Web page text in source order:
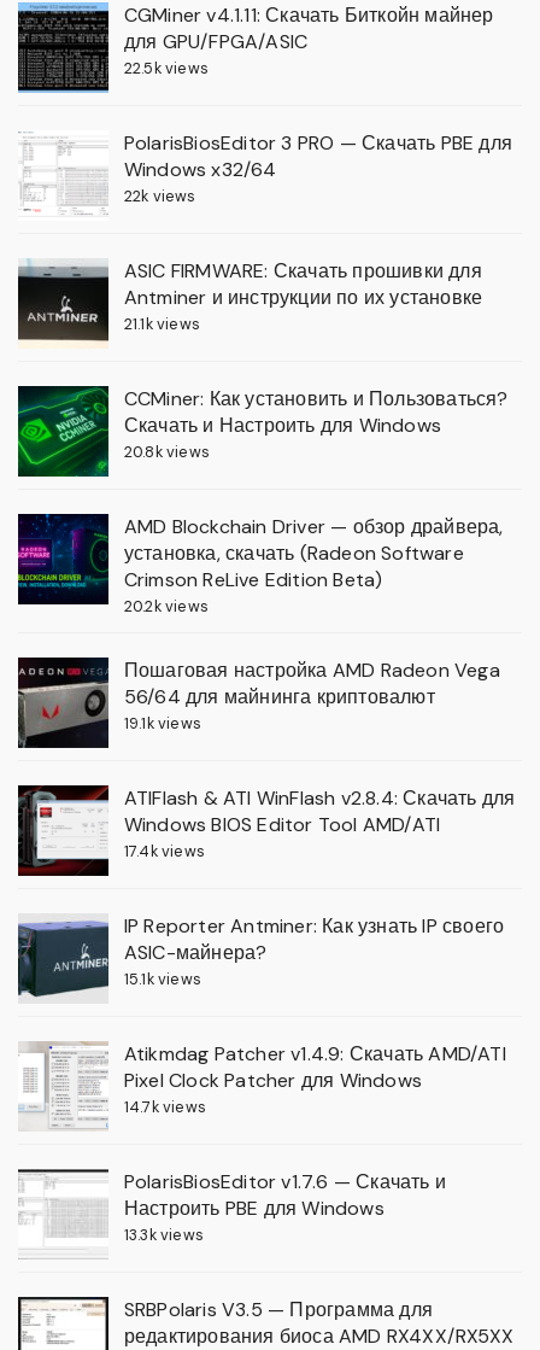
CGMiner v4.1.11: Скачать Биткойн майнер
для GPU/FPGA/ASIC
22.5k views
PolarisBiosEditor 3 PRO — Скачать PBE для
Windows x32/64
22k views
ASIC FIRMWARE: Скачать прошивки для
Antminer и инструкции по их установке
21.1k views
CCMiner: Как установить и Пользоваться?
Скачать и Настроить для Windows
20.8k views
AMD Blockchain Driver — обзор драйвера,
установка, скачать (Radeon Software
Crimson ReLive Edition Beta)
20.2k views
Пошаговая настройка AMD Radeon Vega
56/64 для майнинга криптовалют
19.1k views
ATIFlash & ATI WinFlash v2.8.4: Скачать для
Windows BIOS Editor Tool AMD/ATI
17.4k views
IP Reporter Antminer: Как узнать IP своего
ASIC-майнера?
15.1k views
Atikmdag Patcher v1.4.9: Скачать AMD/ATI
Pixel Clock Patcher для Windows
14.7k views
PolarisBiosEditor v1.7.6 — Скачать и
Настроить PBE для Windows
13.3k views
SRBPolaris V3.5 — Программа для
редактирования биоса AMD RX4XX/RX5XX